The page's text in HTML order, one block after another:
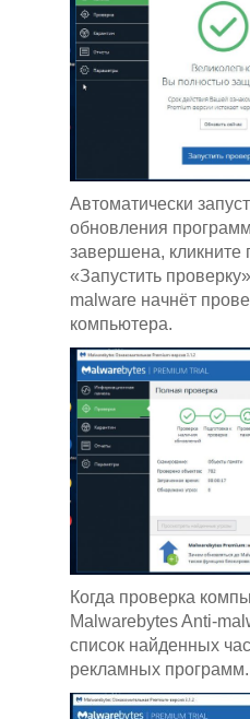
Автоматически
обновления
завершена, кликните
«Запустить
malware начнёт
компьютера.
Когда проверка
Malwarebytes Anti-
список найденных
рекламных программ.